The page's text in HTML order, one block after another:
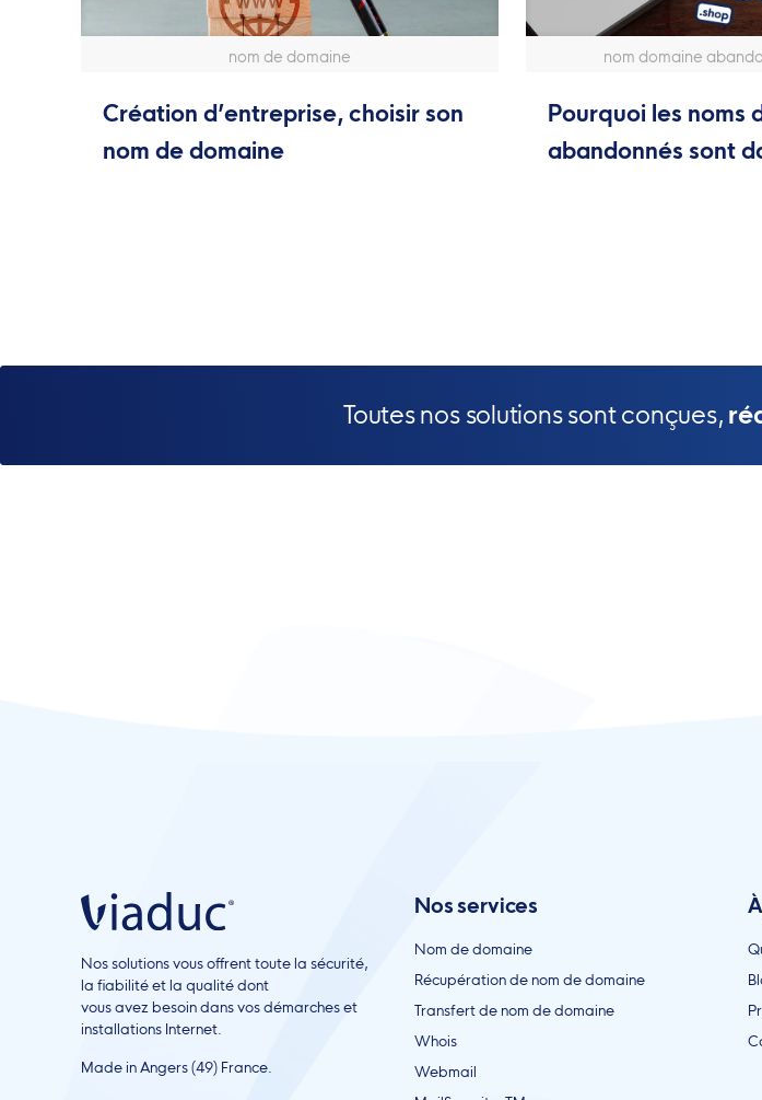
nom de domaine
Création d’entreprise, choisir son
nom de domaine
nom domaine
Pourquoi les noms
abandonnés sont
Toutes nos solutions sont conçues,
Nos solutions vous offrent toute la sécurité,
la fiabilité et la qualité dont
vous avez besoin dans vos démarches et
installations Internet.
Made in Angers (49) France.
Nos services
Nom de domaine
Récupération de nom de domaine
Transfert de nom de domaine
Whois
Webmail